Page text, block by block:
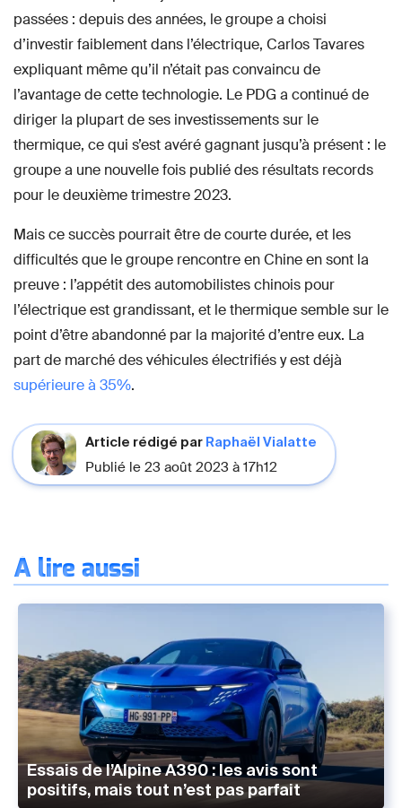
passées : depuis des années, le groupe a choisi
d’investir faiblement dans l’électrique, Carlos Tavares
expliquant même qu’il n’était pas convaincu de
l’avantage de cette technologie. Le PDG a continué de
diriger la plupart de ses investissements sur le
thermique, ce qui s’est avéré gagnant jusqu’à présent : le
groupe a une nouvelle fois publié des résultats records
pour le deuxième trimestre 2023.
Mais ce succès pourrait être de courte durée, et les
difficultés que le groupe rencontre en Chine en sont la
preuve : l’appétit des automobilistes chinois pour
l’électrique est grandissant, et le thermique semble sur le
point d’être abandonné par la majorité d’entre eux. La
part de marché des véhicules électrifiés y est déjà
supérieure à 35%.
Article rédigé par Raphaël Vialatte
Publié le 23 août 2023 à 17h12
À lire aussi
Essais de l’Alpine A390 : les avis sont
positifs, mais tout n’est pas parfait